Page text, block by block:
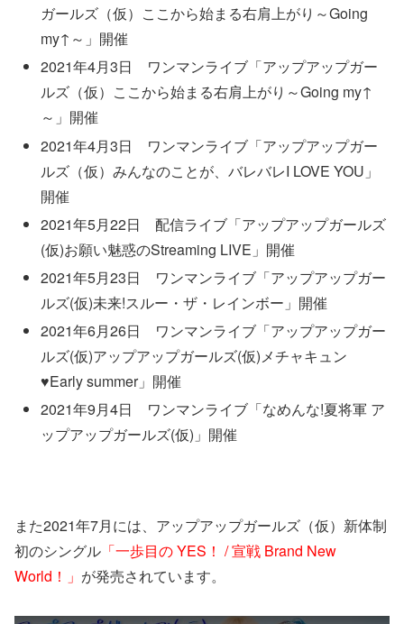
ガールズ（仮）ここから始まる右肩上がり～Going
my↑～」開催
2021年4月3日 ワンマンライブ「アップアップガー
ルズ（仮）ここから始まる右肩上がり～Going my↑
～」開催
2021年4月3日 ワンマンライブ「アップアップガー
ルズ（仮）みんなのことが、バレバレI LOVE YOU」
開催
2021年5月22日 配信ライブ「アップアップガールズ
(仮)お願い魅惑のStreaming LIVE」開催
2021年5月23日 ワンマンライブ「アップアップガー
ルズ(仮)未来!スルー・ザ・レインボー」開催
2021年6月26日 ワンマンライブ「アップアップガー
ルズ(仮)アップアップガールズ(仮)メチャキュン
♥Early summer」開催
2021年9月4日 ワンマンライブ「なめんな!夏将軍 ア
ップアップガールズ(仮)」開催
また2021年7月には、アップアップガールズ（仮）新体制
初のシングル 「一歩目の YES！ / 宣戦 Brand New
World！」 が発売されています。